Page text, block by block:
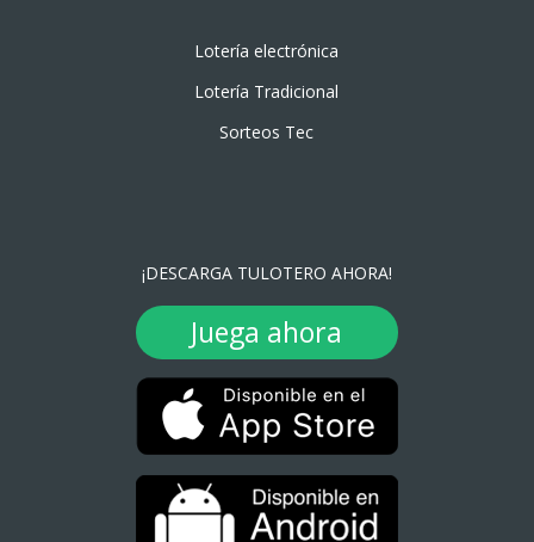
Lotería electrónica
Lotería Tradicional
Sorteos Tec
¡DESCARGA TULOTERO AHORA!
Juega ahora